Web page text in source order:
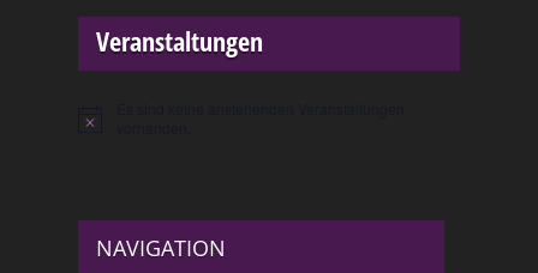
Veranstaltungen
Hinweis
NAVIGATION